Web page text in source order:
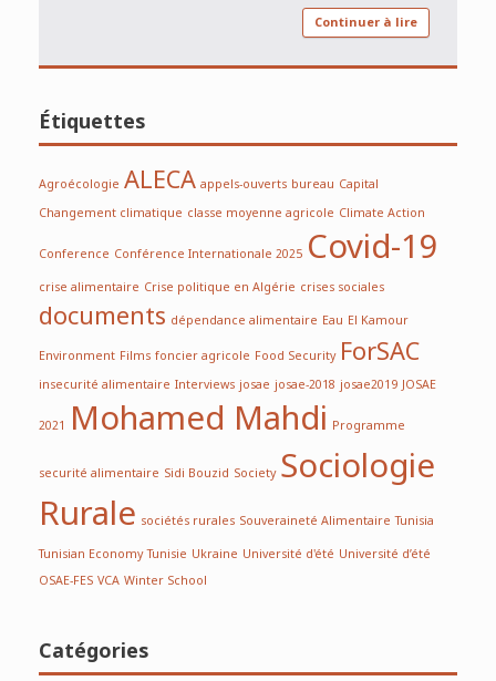
Continuer à lire
Étiquettes
Agroécologie ALECAappels-ouverts bureau Capital
Changement climatique classe moyenne agricole Climate Action
Conference Conférence Internationale 2025 Covid-19
crise alimentaire Crise politique en Algérie crises sociales
documents dépendance alimentaire Eau El Kamour
Environment Filmsfoncier agricole Food Security ForSAC
insecurité alimentaire Interviewsjosae josae-2018 josae2019JOSAE
2021 Mohamed Mahdi Programme
securité alimentaire Sidi Bouzid Society Sociologie
Rurale sociétés rurales Souveraineté Alimentaire Tunisia
Tunisian EconomyTunisie Ukraine Université d'été Université d’été
OSAE-FESVCAWinter School
Catégories